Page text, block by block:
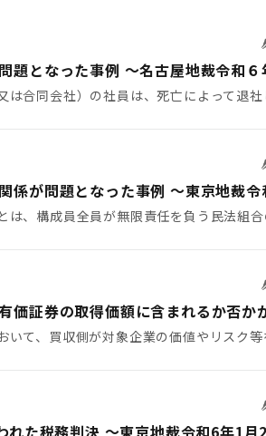
た税務判決 ～東京地裁令和6年1月